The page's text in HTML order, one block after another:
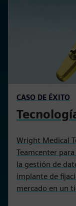
CASO DE ÉXITO
Wright Medical
Teamcenter
la gestión de
implante de
mercado en un